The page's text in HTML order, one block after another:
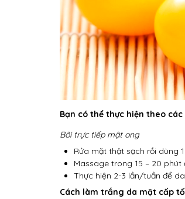
Bạn có thể thực hiện theo
Bôi trực tiếp mật ong
Rửa mặt thật sạch rồi dùng
Massage trong 15 – 20
Thực hiện 2-3 lần/tuần để
Cách làm trắng da mặt cấp